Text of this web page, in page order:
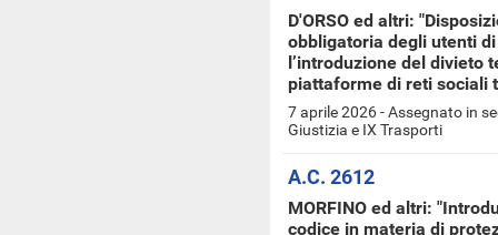
D'ORSO ed altri:
obbligatoria degli utenti
l’introduzione del divieto
piattaforme di reti sociali
7 aprile 2026 - Assegnato in
Giustizia e IX Trasporti
A.C. 2612
MORFINO ed altri:
codice in materia di